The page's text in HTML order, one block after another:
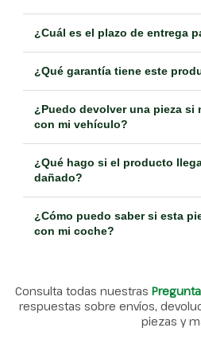
¿Cuál es el plazo de entrega
¿Qué garantía tiene este
¿Puedo devolver una pieza si
con mi vehículo?
¿Qué hago si el producto
dañado?
¿Cómo puedo saber si esta
con mi coche?
Consulta todas nuestras
respuestas sobre envíos,
piezas y